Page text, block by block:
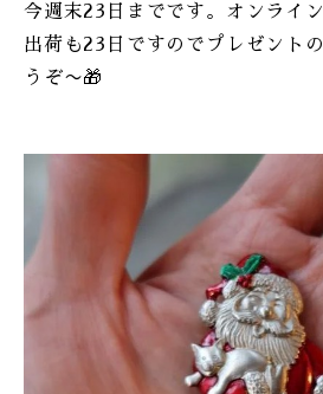
今週末23日までです。オンライ
出荷も23日ですのでプレゼント
うぞ〜🎁